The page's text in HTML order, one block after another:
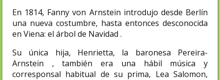
En 1814, Fanny von Arnstein introdujo desde Berlín
una nueva costumbre, hasta entonces desconocida
en Viena: el árbol de Navidad .
Su única hija, Henrietta, la baronesa Pereira-
Arnstein , también era una hábil música y
corresponsal habitual de su prima, Lea Salomon,